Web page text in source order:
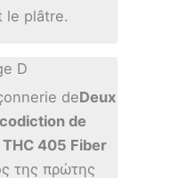
le plâtre.
D
deDeux
de
405 Fiber
της πρώτης